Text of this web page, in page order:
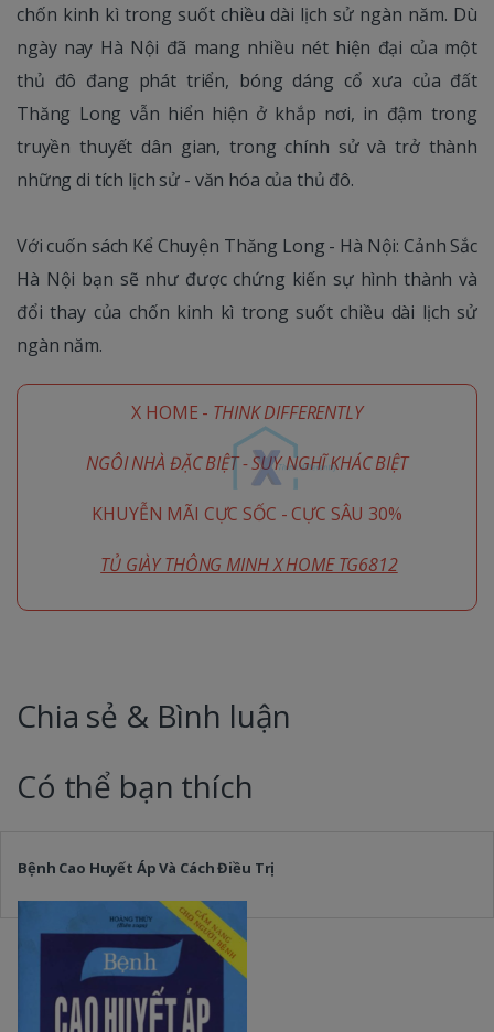
chốn kinh kì trong suốt chiều dài lịch sử ngàn năm. Dù
ngày nay Hà Nội đã mang nhiều nét hiện đại của một
thủ đô đang phát triển, bóng dáng cổ xưa của đất
Thăng Long vẫn hiển hiện ở khắp nơi, in đậm trong
truyền thuyết dân gian, trong chính sử và trở thành
những di tích lịch sử - văn hóa của thủ đô.
Với cuốn sách Kể Chuyện Thăng Long - Hà Nội: Cảnh Sắc
Hà Nội bạn sẽ như được chứng kiến sự hình thành và
đổi thay của chốn kinh kì trong suốt chiều dài lịch sử
ngàn năm.
X HOME - THINK DIFFERENTLY
NGÔI NHÀ ĐẶC BIỆT - SUY NGHĨ KHÁC BIỆT
KHUYỄN MÃI CỰC SỐC - CỰC SÂU 30%
TỦ GIÀY THÔNG MINH X HOME TG6812
Chia sẻ & Bình luận
Có thể bạn thích
Bệnh Cao Huyết Áp Và Cách Điều Trị